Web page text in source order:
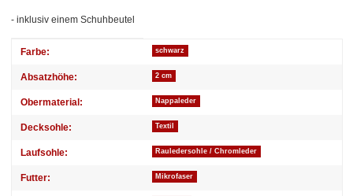
- inklusiv einem Schuhbeutel
Produkteigenschaft
Wert
Farbe: schwarz
Absatzhöhe: 2 cm
Obermaterial: Nappaleder
Decksohle: Textil
Laufsohle: Rauledersohle / Chromleder
Futter: Mikrofaser